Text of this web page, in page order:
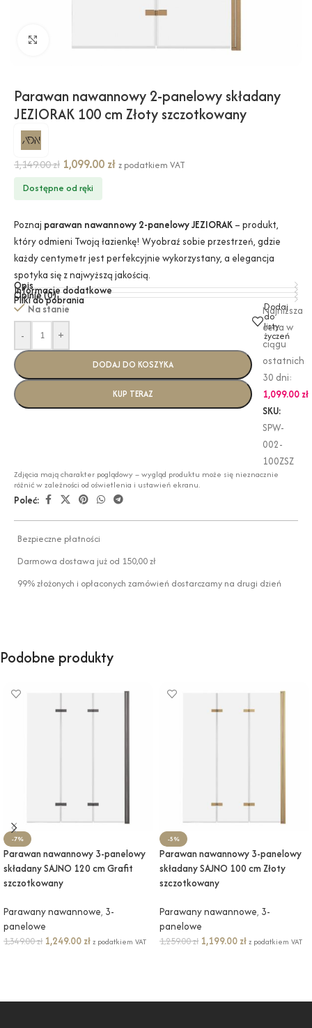
Parawan nawannowy 2-panelowy składany
JEZIORAK 100 cm Złoty szczotkowany
1,149.00zł 1,099.00 zł z podatkiem VAT
Dostępne od ręki
Poznaj parawan nawannowy 2-panelowy JEZIORAK – produkt,
który odmieni Twoją łazienkę! Wyobraź sobie przestrzeń, gdzie
każdy centymetr jest perfekcyjnie wykorzystany, a elegancja
spotyka się z najwyższą jakością.
Opis
Informacje dodatkowe
Opinie (0)
Pliki do pobrania
Na stanie
-
+
DODAJ DO KOSZYKA
KUP TERAZ
Dodaj
do
listy
życzeń
Najniższa
cena w
ciągu
ostatnich
30 dni:
1,099.00 zł
SKU:
SPW-
002-
100ZSZ
Zdjęcia mają charakter poglądowy – wygląd produktu może się nieznacznie
różnić w zależności od oświetlenia i ustawień ekranu.
Poleć:
Bezpieczne płatności
Darmowa dostawa już od 150,00 zł
99% złożonych i opłaconych zamówień dostarczamy na drugi dzień
Podobne produkty
-7%
Parawan nawannowy 3-panelowy
składany SAJNO 120 cm Grafit
szczotkowany
Parawany nawannowe, 3-
panelowe
1,349.00zł 1,249.00 złz podatkiem VAT
-5%
Parawan nawannowy 3-panelowy
składany SAJNO 100 cm Złoty
szczotkowany
Parawany nawannowe, 3-
panelowe
1,259.00zł 1,199.00 złz podatkiem VAT